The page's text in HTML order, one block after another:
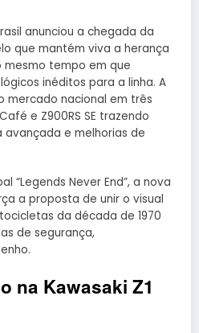
anunciou a chegada da
que mantém viva a herança
mesmo tempo em que
inéditos para a linha. A
mercado nacional em três
e Z900RS SE trazendo
e melhorias de
“Legends Never End”, a nova
a proposta de unir o visual
da década de 1970
de segurança,
na Kawasaki Z1